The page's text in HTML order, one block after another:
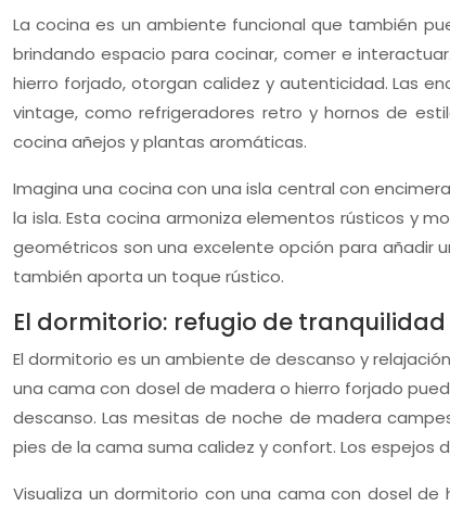
La cocina es un ambiente funcional que también
brindando espacio para cocinar, comer e
hierro forjado, otorgan calidez y autenticidad. Las
vintage, como refrigeradores retro y hornos de
cocina añejos y plantas aromáticas.
Imagina una cocina con una isla central con
la isla. Esta cocina armoniza elementos rústicos y
geométricos son una excelente opción para añadir
también aporta un toque rústico.
El dormitorio: refugio de tranquilidad
El dormitorio es un ambiente de descanso y
una cama con dosel de madera o hierro forjado
descanso. Las mesitas de noche de madera
pies de la cama suma calidez y confort. Los
Visualiza un dormitorio con una cama con dosel